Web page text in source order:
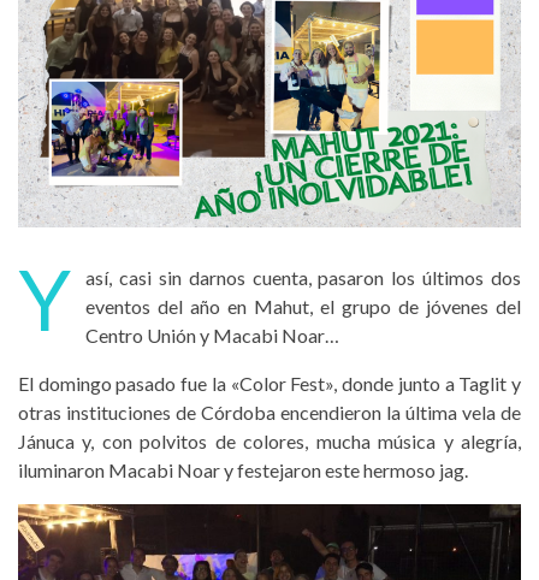
Y
así, casi sin darnos cuenta, pasaron los últimos dos
eventos del año en Mahut, el grupo de jóvenes del
Centro Unión y Macabi Noar…
El domingo pasado fue la «Color Fest», donde junto a Taglit y
otras instituciones de Córdoba encendieron la última vela de
Jánuca y, con polvitos de colores, mucha música y alegría,
iluminaron Macabi Noar y festejaron este hermoso jag.